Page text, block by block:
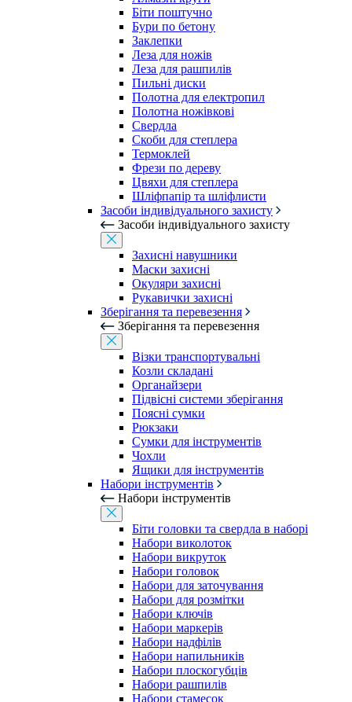
Біти поштучно
Бури по бетону
Заклепки
Леза для ножів
Леза для рашпилів
Пильні диски
Полотна для електропил
Полотна ножівкові
Свердла
Скоби для степлера
Термоклей
Фрези по дереву
Цвяхи для степлера
Шліфпапір та шліфлисти
Засоби індивідуального захисту
Засоби індивідуального захисту
Захисні навушники
Маски захисні
Окуляри захисні
Рукавички захисні
Зберігання та перевезення
Зберігання та перевезення
Візки транспортувальні
Козли складані
Органайзери
Підвісні системи зберігання
Поясні сумки
Рюкзаки
Сумки для інструментів
Чохли
Ящики для інструментів
Набори інструментів
Набори інструментів
Біти головки та свердла в наборі
Набори виколоток
Набори викруток
Набори головок
Набори для заточування
Набори для розмітки
Набори ключів
Набори маркерів
Набори надфілів
Набори напильників
Набори плоскогубців
Набори рашпилів
Набори стамесок